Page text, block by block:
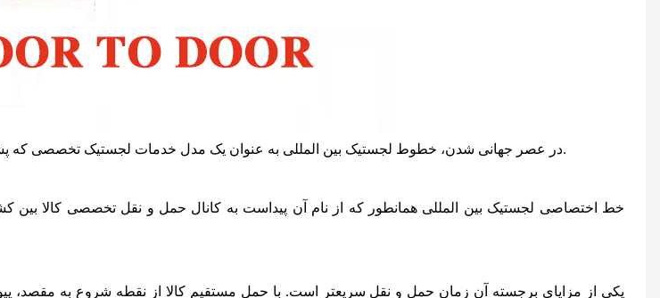
در عصر جهانی شدن، خطوط لجستیک بین المللی به عنوان یک مدل خدمات لجستیک تخصصی که پشتیبانی قوی برای توسعه روان تجارت بین المللی فراهم می کند، نقش مهمی ایفا می کند.
خط اختصاصی لجستیک بین المللی همانطور که از نام آن پیداست به کانال حمل و نقل تخصصی کالا
یکی از مزایای برجسته آن زمان حمل و نقل سریعتر است. با حمل مستقیم کالا از نقطه شروع به مقصد،